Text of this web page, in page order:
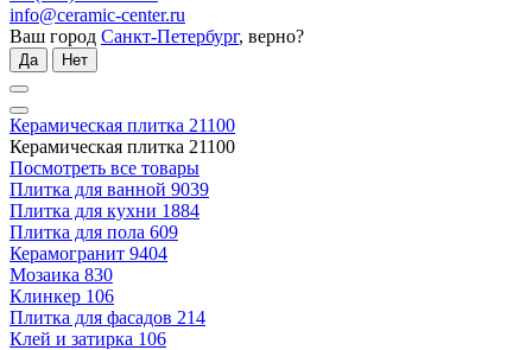
info@ceramic-center.ru
Ваш город Санкт-Петербург, верно?
Да Нет
Керамическая плитка 21100
Керамическая плитка 21100
Посмотреть все товары
Плитка для ванной 9039
Плитка для кухни 1884
Плитка для пола 609
Керамогранит 9404
Мозаика 830
Клинкер 106
Плитка для фасадов 214
Клей и затирка 106